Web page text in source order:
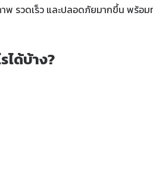
รวดเร็ว และปลอดภัยมากขึ้น พร้อ
ได้บ้าง?